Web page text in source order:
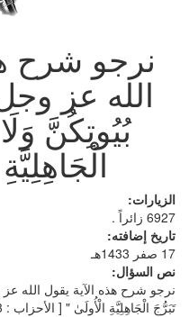
نرجو شرح
الله عز
بُيُوتِكُنَّ
الزيارات:
6927 زائراً .
تاريخ إضافته:
17 صفر 1433هـ
نص السؤال:
نرجو شرح هذه الآية يقول الله
تَبَرُّجَ الْجَاهِلِيَّةِ الْأُولَىٰ " [ الأحزاب : 33 ] ؟